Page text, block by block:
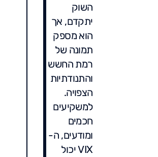
השוק
יתקדם, אך
הוא מספק
תמונה של
רמת החשש
והתנודתיות
הצפויה.
למשקיעים
חכמים
ומודעים, ה-
VIX יכול